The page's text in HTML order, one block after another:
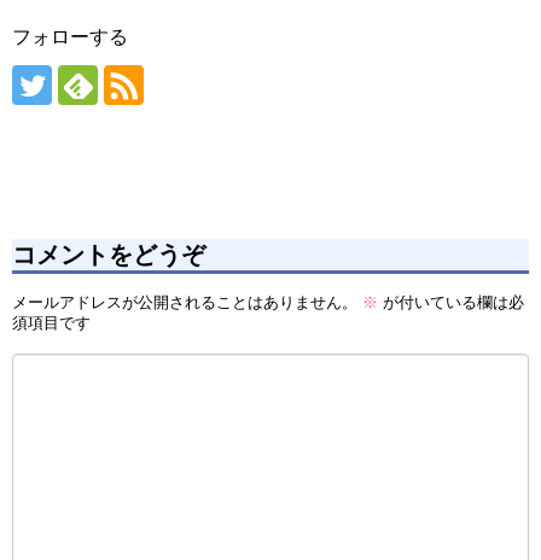
フォローする
コメントをどうぞ
メールアドレスが公開されることはありません。 ※ が付いている欄は必
須項目です